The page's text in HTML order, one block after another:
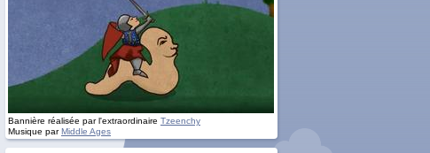
Bannière réalisée par l'extraordinaire Tzeenchy
Musique parMiddle Ages